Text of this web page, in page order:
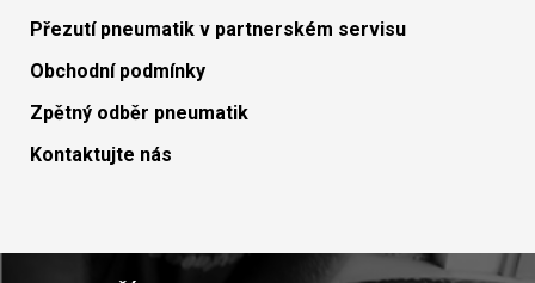
Přezutí pneumatik v partnerském servisu
Obchodní podmínky
Zpětný odběr pneumatik
Kontaktujte nás